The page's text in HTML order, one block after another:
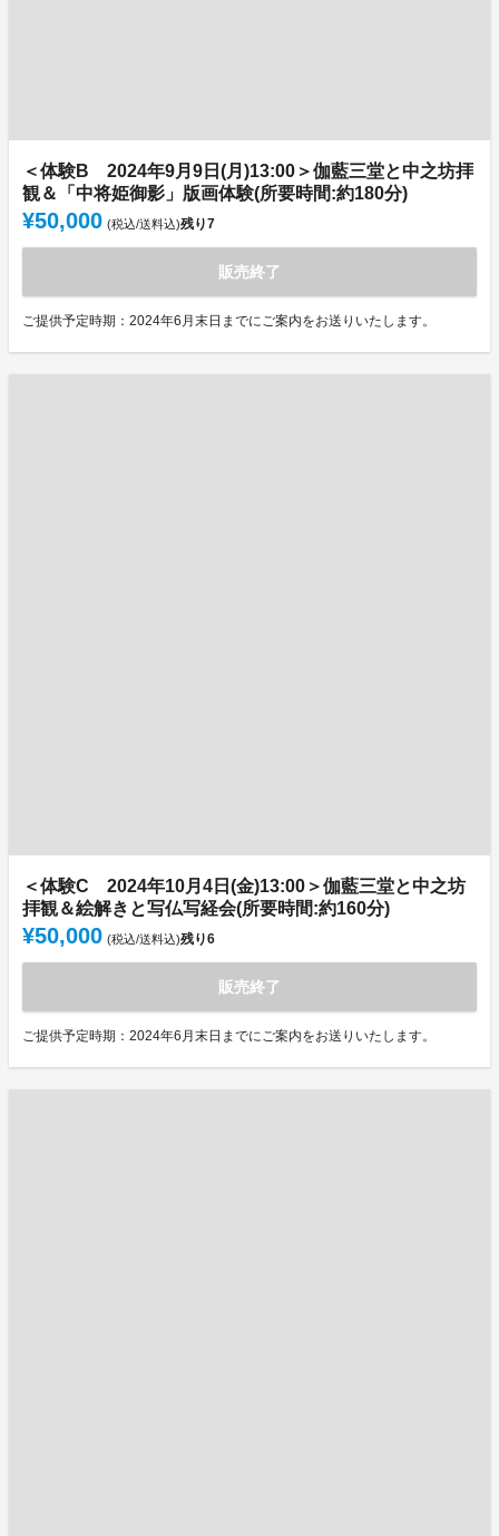
＜体験B 2024年9月9日(月)13:00＞伽藍三堂と中之坊拝
観＆「中将姫御影」版画体験(所要時間:約180分)
¥50,000 (税込/送料込)残り7
販売終了
ご提供予定時期：2024年6月末日までにご案内をお送りいたします。
＜体験C 2024年10月4日(金)13:00＞伽藍三堂と中之坊
拝観＆絵解きと写仏写経会(所要時間:約160分)
¥50,000 (税込/送料込)残り6
販売終了
ご提供予定時期：2024年6月末日までにご案内をお送りいたします。